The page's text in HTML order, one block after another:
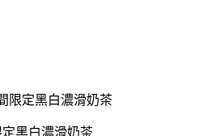
限定黑白濃滑奶茶